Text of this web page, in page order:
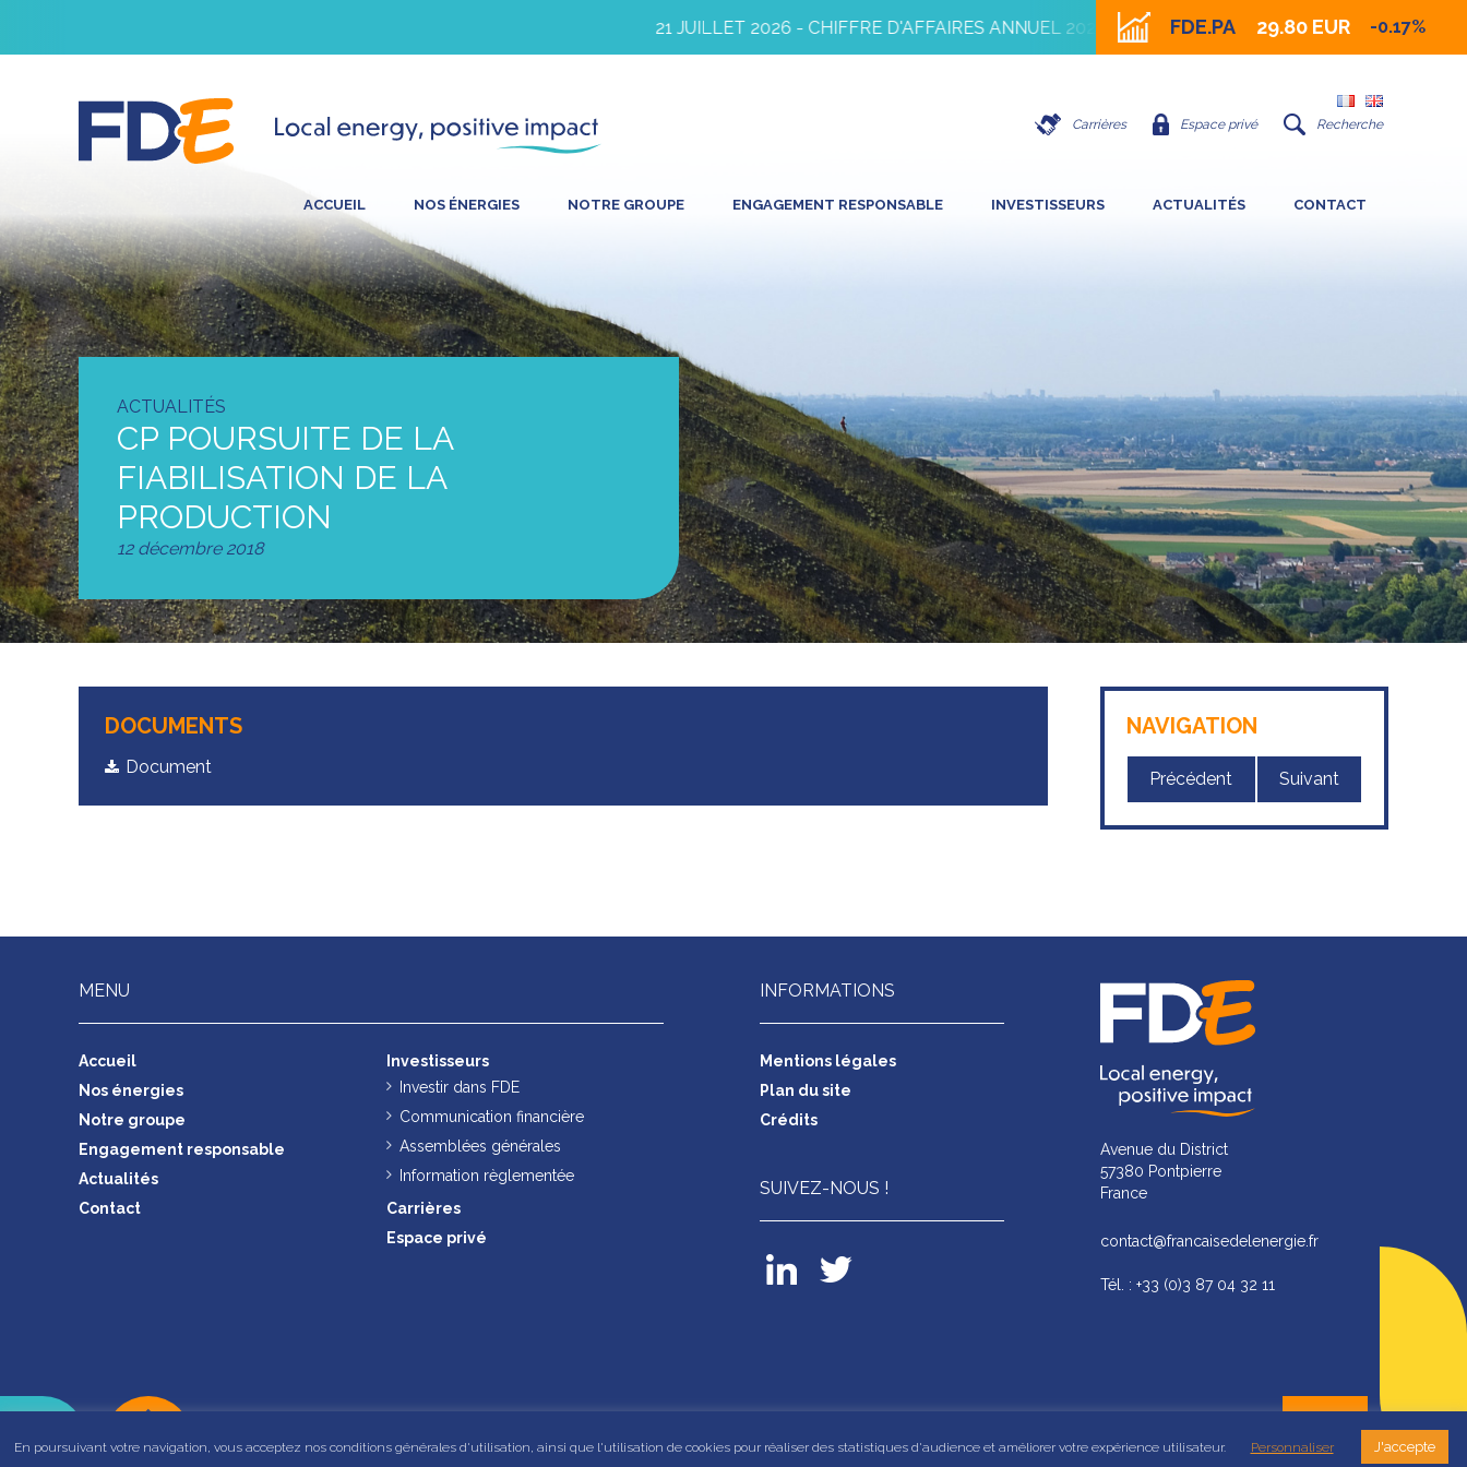
21 JUILLET 2026 - CHIFFRE D'AFFAIRES ANNUEL 2026 16 JUILLET 2026 - IMPACT DE LA FORTE
FDE.PA 29.80 EUR -0.17%
Carrières Espace privé Recherche
ACCUEIL NOS ÉNERGIES NOTRE GROUPE ENGAGEMENT RESPONSABLE INVESTISSEURS ACTUALITÉS CONTACT
ACTUALITÉS
CP POURSUITE DE LA
FIABILISATION DE LA
PRODUCTION
12 décembre 2018
DOCUMENTS
Document
NAVIGATION
Précédent Suivant
MENU
Accueil
Nos énergies
Notre groupe
Engagement responsable
Actualités
Contact
Investisseurs
Investir dans FDE
Communication financière
Assemblées générales
Information règlementée
Carrières
Espace privé
INFORMATIONS
Mentions légales
Plan du site
Crédits
SUIVEZ-NOUS !
Avenue du District
57380 Pontpierre
France
contact@francaisedelenergie.fr
Tél. : +33 (0)3 87 04 32 11
En poursuivant votre navigation, vous acceptez nos conditions générales d'utilisation, ainsi que l'utilisation de cookies pour réaliser des statistiques d'audience et améliorer votre expérience utilisateur. Personnaliser J'accepte